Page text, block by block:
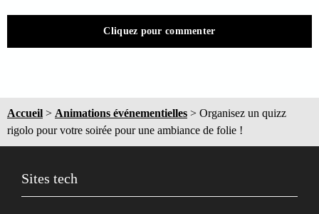
Cliquez pour commenter
Accueil > Animations événementielles > Organisez un quizz
rigolo pour votre soirée pour une ambiance de folie !
Sites tech